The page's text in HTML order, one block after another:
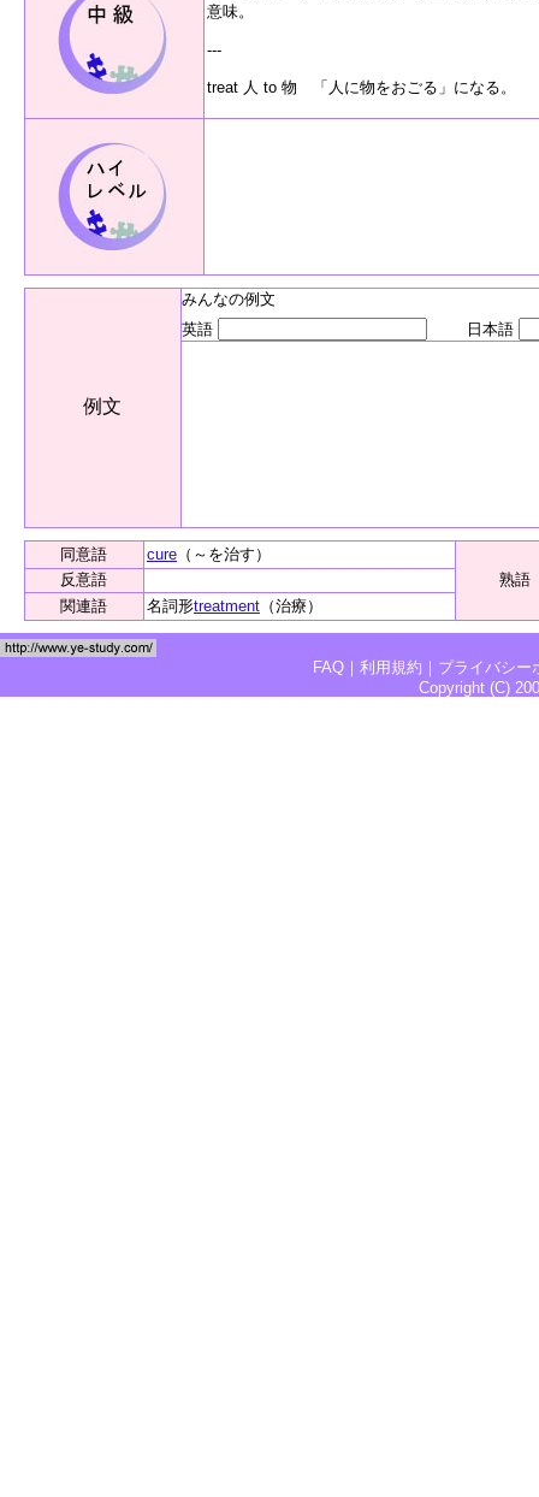
意味。
---
treat 人 to 物 「人に物をおごる」になる。
例文
みんなの例文
英語
日本語
同意語 cure （～を治す）
熟語
反意語
関連語
名詞形treatment （治療）
FAQ ｜ 利用規約 ｜ プライバシー
Copyright (C)